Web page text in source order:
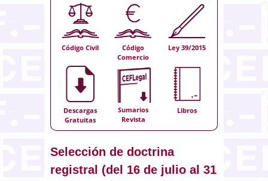
Código Civil
Código
Comercio
Ley 39/2015
Descargas
Gratuitas
Sumarios
Revista
Libros
Selección de doctrina
registral (del 16 de julio al 31